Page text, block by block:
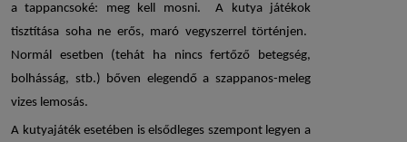
a tappancsoké: meg kell mosni. A
kutya játékok
tisztítása soha ne erős, maró vegyszerrel történjen.
Normál esetben (tehát ha nincs fertőző betegség,
bolhásság, stb.) bőven elegendő a szappanos-meleg
vizes lemosás.
A kutyajátékesetében is elsődleges szempont legyen a